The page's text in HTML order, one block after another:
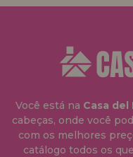
Você está na Casa del
cabeças, onde você
com os melhores
catálogo todos os